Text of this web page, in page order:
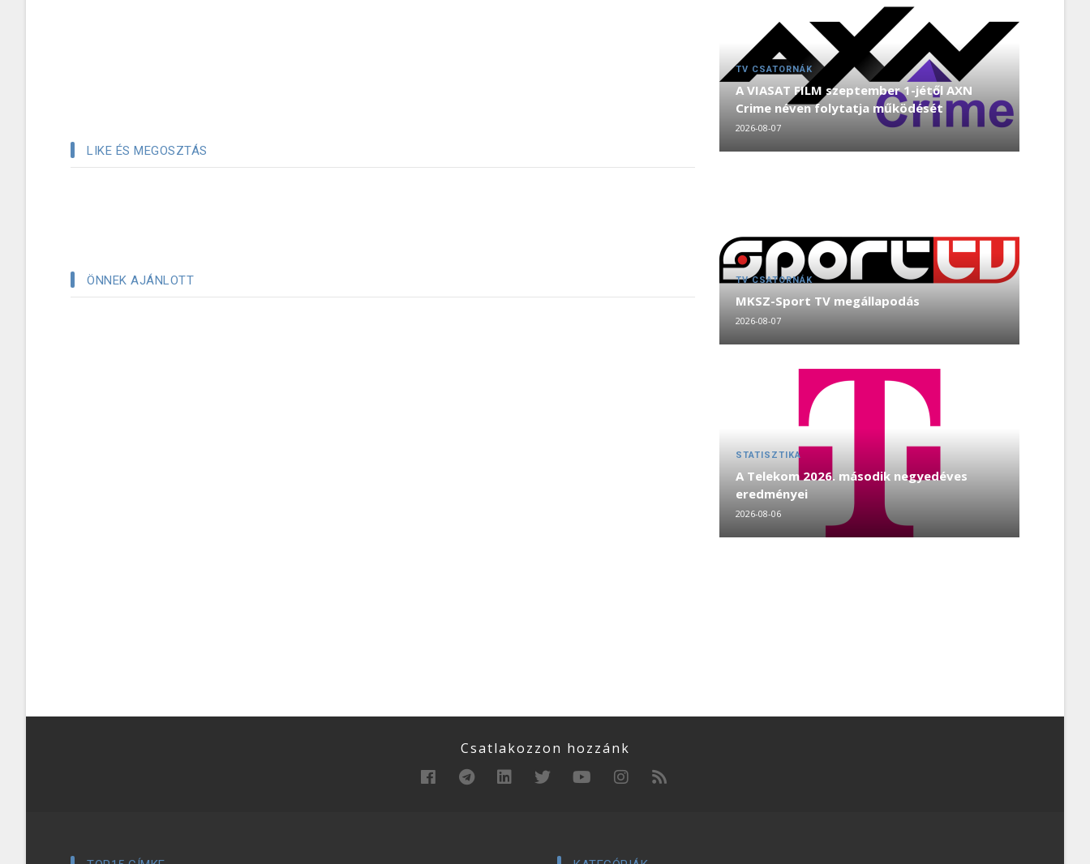
LIKE ÉS MEGOSZTÁS
ÖNNEK AJÁNLOTT
TV CSATORNÁK
A VIASAT FILM szeptember 1-jétől AXN
Crime néven folytatja működését
2026-08-07
TV CSATORNÁK
MKSZ-Sport TV megállapodás
2026-08-07
STATISZTIKA
A Telekom 2026. második negyedéves
eredményei
2026-08-06
Csatlakozzon hozzánk